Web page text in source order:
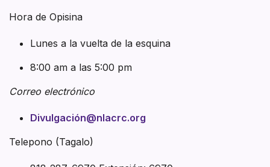
Hora de Opisina
Lunes a la vuelta de la esquina
8:00 am a las 5:00 pm
Correo electrónico
Divulgación@nlacrc.org
Telepono (Tagalo)